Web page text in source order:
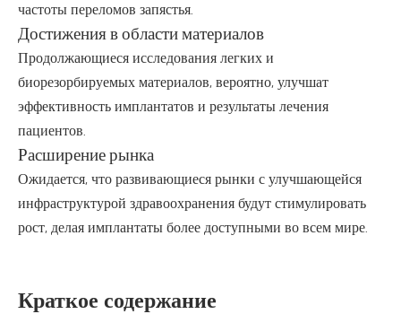
частоты переломов запястья.
Достижения в области материалов
Продолжающиеся исследования легких и
биорезорбируемых материалов, вероятно, улучшат
эффективность имплантатов и результаты лечения
пациентов.
Расширение рынка
Ожидается, что развивающиеся рынки с улучшающейся
инфраструктурой здравоохранения будут стимулировать
рост, делая имплантаты более доступными во всем мире.
Краткое содержание